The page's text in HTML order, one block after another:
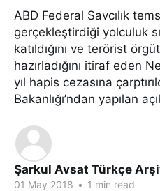
ABD Federal Savcılık
gerçekleştirdiği yolculuk
katıldığını ve terörist
hazırladığını itiraf eden
yıl hapis cezasına
Bakanlığı’ndan yapılan
Şarkul Avsat Türkçe
01 May 2018 • 1 min read